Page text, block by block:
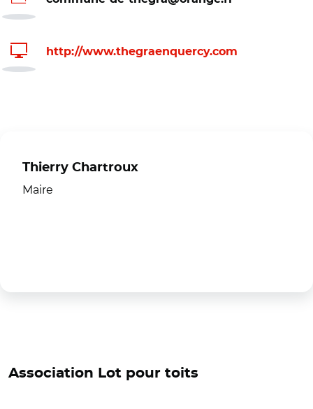
http://www.thegraenquercy.com
Thierry Chartroux
Maire
Association Lot pour toits